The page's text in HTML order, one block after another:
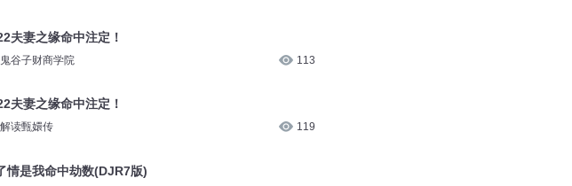
夫妻之缘命中注定！
鬼谷子财商学院 113
夫妻之缘命中注定！
解读甄嬛传 119
情是我命中劫数(DJR7版)